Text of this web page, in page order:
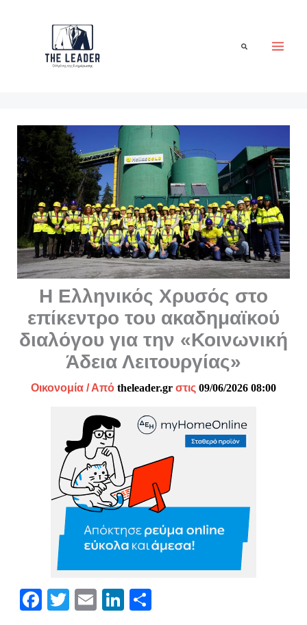
Αναζήτηση
Η Ελληνικός Χρυσός στο
επίκεντρο του ακαδημαϊκού
διαλόγου για την «Κοινωνική
Άδεια Λειτουργίας»
Οικονομία / Από theleader.gr στις 09/06/2026 08:00
Fa T
E
Li